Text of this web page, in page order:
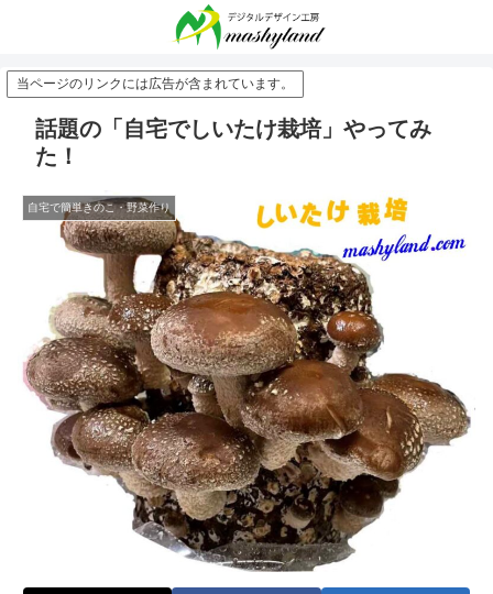
当ページのリンクには広告が含まれています。
話題の「自宅でしいたけ栽培」やってみ
た！
自宅で簡単きのこ・野菜作り